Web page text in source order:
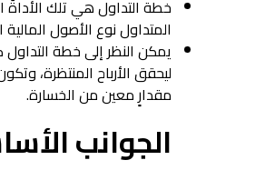
خطة التداول هي تلك الأداةُ
المتداول نوع الأصول
يمكن النظر إلى خطة
ليحقق الأرباح المنتظرة،
مقدارٍ معين من الخسارة.
الجوانب